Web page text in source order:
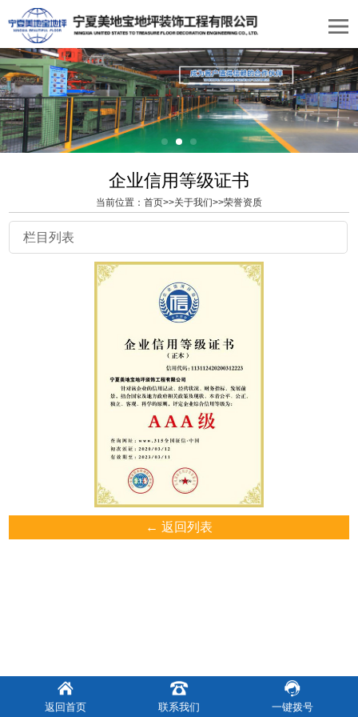
企业信用等级证书
当前位置： 首页>>关于我们>>荣誉资质
栏目列表
← 返回列表
返回首页 联系我们 一键拨号